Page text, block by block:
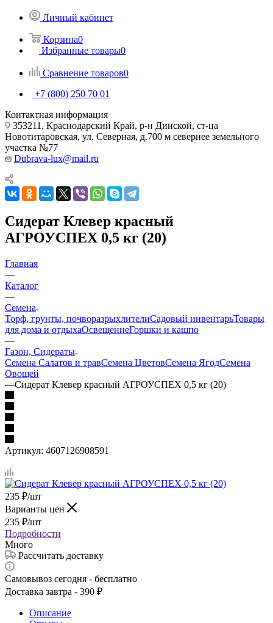
Личный кабинет
Корзина0
Избранные товары0
Сравнение товаров0
+7 (800) 250 70 01
Контактная информация
353211, Краснодарский Край, р-н Динской, ст-ца
Новотитаровская, ул. Северная, д.700 м севернее земельного
участка №77
Dubrava-lux@mail.ru
Сидерат Клевер красный
АГРОУСПЕХ 0,5 кг (20)
Главная
—
Каталог
—
Семена
Торф, грунты, почворазрыхлителиСадовый инвентарьТовары
для дома и отдыхаОсвещениеГоршки и кашпо
—
Газон, Сидераты
Семена Салатов и травСемена ЦветовСемена ЯгодСемена
Овощей
—Сидерат Клевер красный АГРОУСПЕХ 0,5 кг (20)
Артикул: 4607126908591
235 ₽/шт
Варианты цен
235 ₽/шт
Подробности
Много
Рассчитать доставку
Самовывоз сегодня - бесплатно
Доставка завтра - 390 ₽
Описание